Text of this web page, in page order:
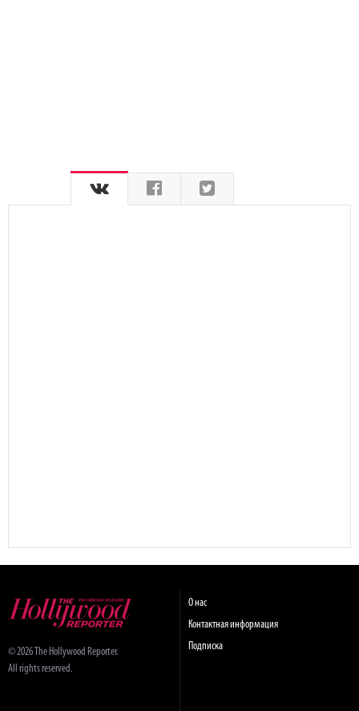
© 2026 The Hollywood Reporter.
All rights reserved.
О нас
Контактная информация
Подписка